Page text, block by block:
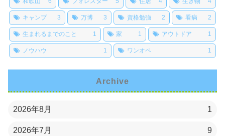
キャンプ 3 万博 3 資格勉強 2 看病 2
生まれるまでのこと 1 家 1 アウトドア 1
ノウハウ 1 ワンオペ 1
Archive
2026年8月 1
2026年7月 9